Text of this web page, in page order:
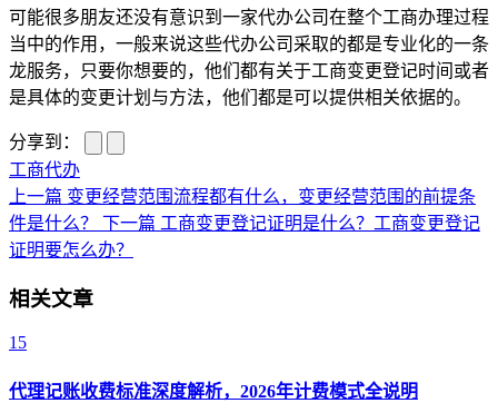
可能很多朋友还没有意识到一家代办公司在整个工商办理过程
当中的作用，一般来说这些代办公司采取的都是专业化的一条
龙服务，只要你想要的，他们都有关于工商变更登记时间或者
是具体的变更计划与方法，他们都是可以提供相关依据的。
分享到：
工商代办
上一篇 变更经营范围流程都有什么，变更经营范围的前提条
件是什么？
下一篇 工商变更登记证明是什么？工商变更登记
证明要怎么办？
相关文章
15
代理记账收费标准深度解析，2026年计费模式全说明